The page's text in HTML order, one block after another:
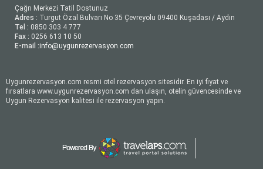
Çağrı Merkezi Tatil Dostunuz
Adres : Turgut Özal Bulvarı No 35 Çevreyolu 09400 Kuşadası / Aydın
Tel : 0850 303 4 777
Fax : 0256 613 10 50
E-mail :info@uygunrezervasyon.com
Uygunrezervasyon.com resmi otel rezervasyon sitesidir. En iyi fiyat ve
fırsatlara www.uygunrezervasyon.com dan ulaşın, otelin güvencesinde ve
Uygun Rezervasyon kalitesi ile rezervasyon yapın.